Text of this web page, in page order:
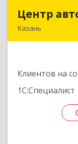
Центр
Казань
Клиентов на
1С:Специалист